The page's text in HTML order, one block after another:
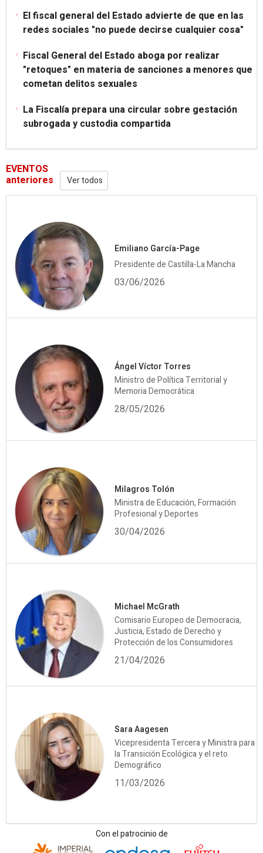
El fiscal general del Estado advierte de que en las
redes sociales "no puede decirse cualquier cosa"
Fiscal General del Estado aboga por realizar
"retoques" en materia de sanciones a menores que
cometan delitos sexuales
La Fiscalía prepara una circular sobre gestación
subrogada y custodia compartida
EVENTOS
anteriores Ver todos
Emiliano García-Page
Presidente de Castilla-La Mancha
03/06/2026
Ángel Víctor Torres
Ministro de Política Territorial y
Memoria Democrática
28/05/2026
Milagros Tolón
Ministra de Educación, Formación
Profesional y Deportes
30/04/2026
Michael McGrath
Comisario Europeo de Democracia,
Justicia, Estado de Derecho y
Protección de los Consumidores
21/04/2026
Sara Aagesen
Vicepresidenta Tercera y Ministra para
la Transición Ecológica y el reto
Demográfico
11/03/2026
Con el patrocinio de